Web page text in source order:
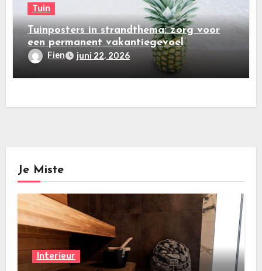
Tuin
Tuinposters in strandthema: zorg voor
een permanent vakantiegevoel
Fien juni 22, 2026
Je Miste
Interieur